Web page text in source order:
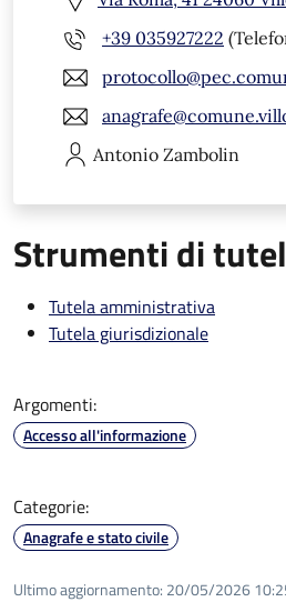
+39 035927222
Antonio Zambolin
Strumenti di
Tutela amministrativa
Tutela giurisdizionale
Argomenti:
Accesso all'informazione
Categorie:
Anagrafe e stato civile
Ultimo aggiornamento: 20/05/2026